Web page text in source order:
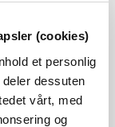
(cookies)
et personlig
dessuten
vårt, med
og